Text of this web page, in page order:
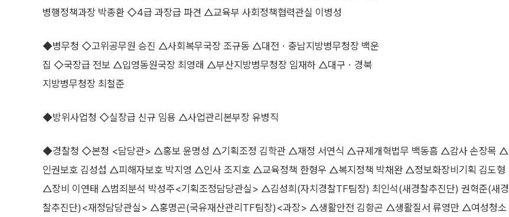
병행정책과장 박종환 ◇4급 과장급 파견 △교육부 사회정책협력관실 이병성
◆병무청 ◇고위공무원 승진 △사회복무국장 조규동 △대전ㆍ충남지방병무청장 백운
집 ◇국장급 전보 △입영동원국장 최영래 △부산지방병무청장 임재하 △대구ㆍ경북
지방병무청장 최철준
◆방위사업청 ◇실장급 신규 임용 △사업관리본부장 유병직
◆경찰청 ◇본청 <담당관> △홍보 윤명성 △기획조정 김학관 △재정 서연식 △규제개혁법무 백동흠 △감사 손장목 △
인권보호 김성섭 △피해자보호 박지영 △인사 조지호 △교육정책 한형우 △복지정책 박채완 △정보화장비기획 김도형
△장비 이연태 △범죄분석 박성주<기획조정담당관실> △김성희(자치경찰TF팀장) 최인석(새경찰추진단) 권혁준(새경
찰추진단)<재정담당관실> △홍명곤(국유재산관리TF팀장)<과장> △생활안전 김항곤 △생활질서 류영만 △여성청소